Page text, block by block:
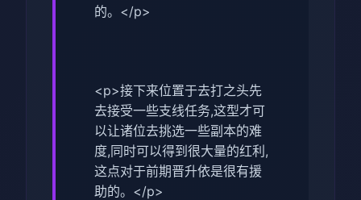
的。</p>
<p>接下来位置于去打之头先
去接受一些支线任务,这型才可
以让诸位去挑选一些副本的难
度,同时可以得到很大量的红利,
这点对于前期晋升依是很有援
助的。</p>